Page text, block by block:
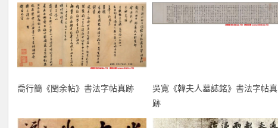
喬行簡《閏余帖》書法字帖真跡
吳寬《韓夫人墓誌銘》書法字帖真
跡